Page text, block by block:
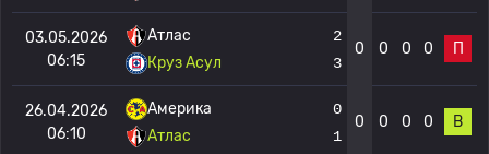
03.05.2026
06:15
Атлас
Круз Асул
2
3
0 0 0 0 П
26.04.2026
06:10
Америка
Атлас
0
1
0 0 0 0 В